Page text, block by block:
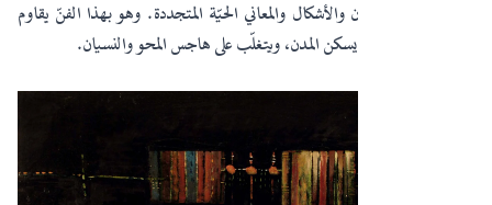
فتنبجس منها الألوان والأشكال والمعاني الحيّة المتجددة. وهو بهذا الفنّ يقاوم
البِلى والتحول الذي يسكن المدن، ويتغلّب على هاجس المحو والنسيان.